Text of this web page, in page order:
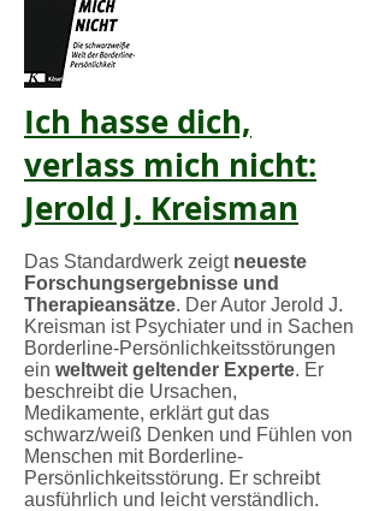
Ich hasse dich,
verlass mich nicht:
Jerold J. Kreisman
Das Standardwerk zeigt neueste
Forschungsergebnisse und
Therapieansätze. Der Autor Jerold J.
Kreisman ist Psychiater und in Sachen
Borderline-Persönlichkeitsstörungen
ein weltweit geltender Experte. Er
beschreibt die Ursachen,
Medikamente, erklärt gut das
schwarz/weiß Denken und Fühlen von
Menschen mit Borderline-
Persönlichkeitsstörung. Er schreibt
ausführlich und leicht verständlich.